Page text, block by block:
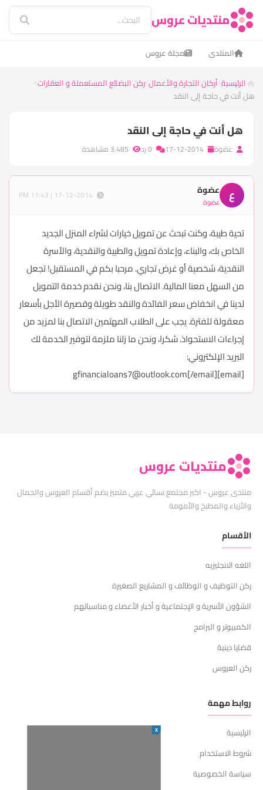
منتديات عروس
المنتدى مجلة عروس
الرئيسية أركان التجارة والأعمال ركن البضائع المستعملة و العقارات
هل أنت في حاجة إلى النقد
هل أنت في حاجة إلى النقد
عضوة
ع عضوة
عضوة
تحية طيبة، وكنت تبحث عن تمويل خيارات لشراء المنزل الجديد
الخاص بك، والبناء، وإعادة تمويل والطبية والنقدية، والأسرة
النقدية، شخصية أو غرض تجاري. مرحبا بكم في المستقبل! تجعل
من السهل معنا المالية. الاتصال بنا، ونحن نقدم خدمة التمويل
لدينا في انخفاض سعر الفائدة والنقد طويلة وقصيرة الأجل بأسعار
معقولة للفترة. يجب على الطلاب المهتمين الاتصال بنا لمزيد من
إجراءات الاستحواذ. شكرا، ونحن ما زلنا ملزمة لتوفير الخدمة لك
البريد الإلكتروني:
[email]
gfinancialoans7@outlook.com[/email]
منتديات عروس
منتدى عروس - اكبر مجتمع نسائي عربي متميز يضم أقسام العروس والجمال
والأزياء والمطبخ والأمومة
الأقسام
اللغه الانجليزيه
ركن التوظيف و الوظائف و المشاريع الصغيرة
الشؤون الأسرية و الإجتماعية و أخبار الأعضاء و مناسباتهم
الكمبيوتر و البرامج
قضايا دينية
ركن العروس
روابط مهمة
الرئيسية
شروط الاستخدام
سياسة الخصوصية
X